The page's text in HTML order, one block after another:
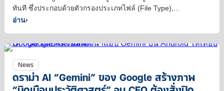
ทันที ซึ่งประกอบด้วยตัวกรองประเภทไฟล์ (File Type),...
อ่าน›
News
ดราม่า AI “Gemini” ของ Google สร้างภาพ